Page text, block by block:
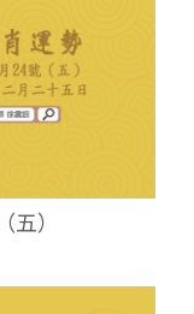
）